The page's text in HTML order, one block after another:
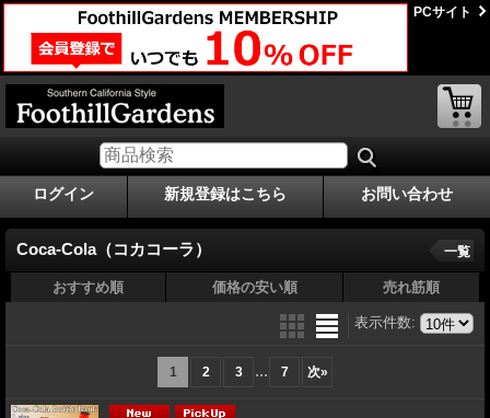
PCサイト
ログイン 新規登録はこちら お問い合わせ
Coca-Cola（コカコーラ） 一覧
おすすめ順 価格の安い順 売れ筋順
表示件数:
1 2 3 ... 7 次»